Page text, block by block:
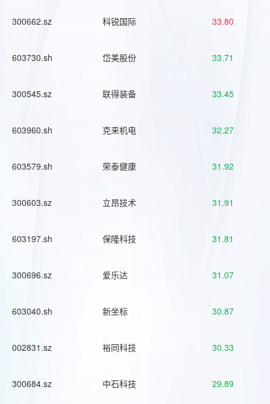
300662.sz 科锐国际 33.80
603730.sh 岱美股份 33.71
300545.sz 联得装备 33.45
603960.sh 克来机电 32.27
603579.sh 荣泰健康 31.92
300603.sz 立昂技术 31.91
603197.sh 保隆科技 31.81
300696.sz 爱乐达 31.07
603040.sh 新坐标 30.87
002831.sz 裕同科技 30.33
300684.sz 中石科技 29.89